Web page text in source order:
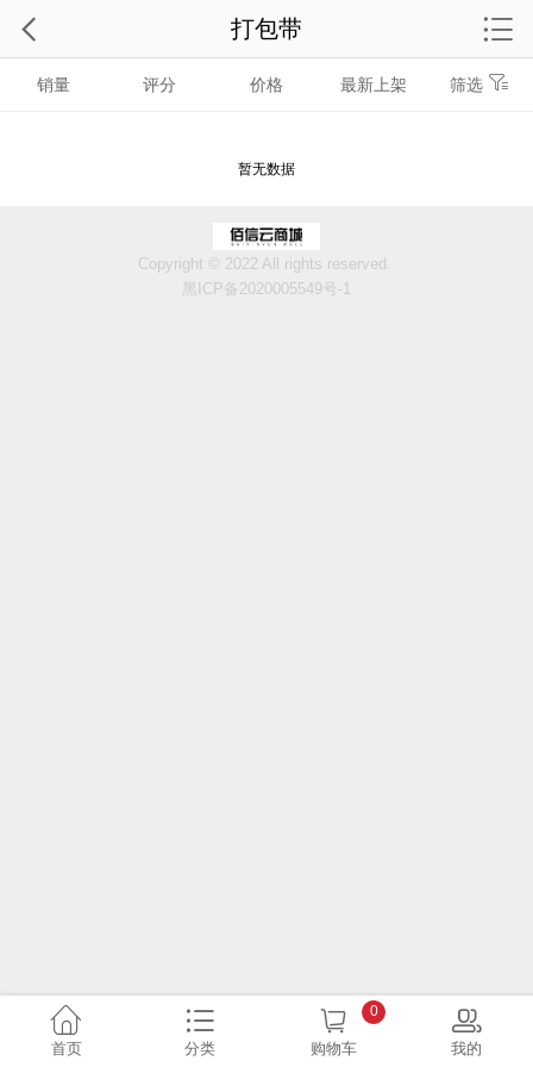
销量 评分 价格 最新上架 筛选
暂无数据
打包带
Copyright © 2022 All rights reserved.
黑ICP备2020005549号-1
首页 分类 购物车
0
我的